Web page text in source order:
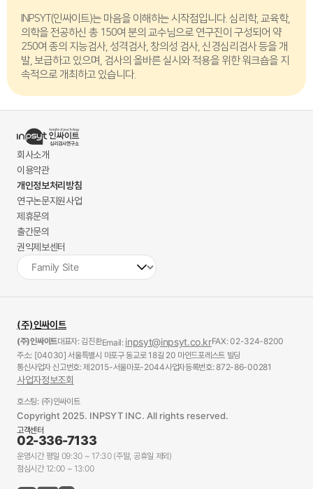
INPSYT(인싸이트)는 마음을 이해하는 시작점입니다. 심리학, 교육학,
의학을 전공하신 총 150여 분의 교수님으로 연구진이 구성되어 약
250여 종의 지능검사, 성격검사, 창의성 검사, 신경심리검사 등을 개
발, 보급하고 있으며, 검사의 올바른 실시와 적용을 위한 워크숍을 지
속적으로 개최하고 있습니다.
회사소개
이용약관
개인정보처리방침
연구논문지원사업
제휴문의
출간문의
권익제보센터
(주)인싸이트
(주)인싸이트대표자: 김진환Email: inpsyt@inpsyt.co.krFAX: 02-324-8200
주소: [04030] 서울특별시 마포구 동교로 18길 20 마인드포레스트 빌딩
통신사업자 신고번호: 제2015-서울마포-2044사업자등록번호: 872-86-00281
사업자정보조회
호스팅: (주)인싸이트
Copyright 2025. INPSYT INC. All rights reserved.
고객센터
02-336-7133
운영시간 평일 09:30 ~ 17:30 (주말, 공휴일 제외)
점심시간 12:00 ~ 13:00